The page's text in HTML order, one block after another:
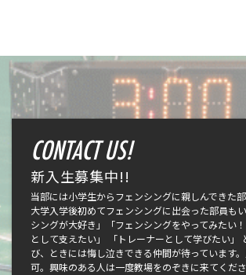
CONTACT US!
新入生募集中!!
当部には小学生からフェンシングに親しんできた部
大学入学後初めてフェンシングに出会った部員も
シングが大好き」「フェンシングをやってみたい
として支えたい」 「トレーナーとして学びたい」
び、ときには悔し泣きできる仲間が待っています
可。興味のある人は一度教場をのぞきに来てくだ